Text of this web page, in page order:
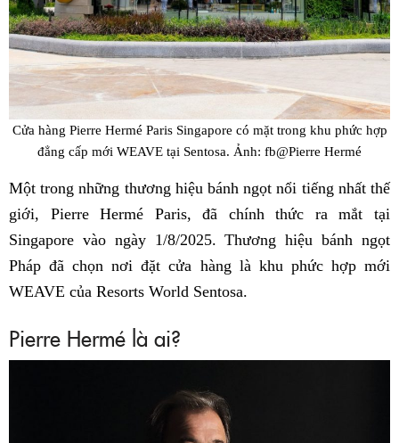
Cửa hàng Pierre Hermé Paris Singapore có mặt trong khu phức hợp
đẳng cấp mới WEAVE tại Sentosa. Ảnh: fb@Pierre Hermé
Một trong những thương hiệu bánh ngọt nổi tiếng nhất thế
giới, Pierre Hermé Paris, đã chính thức ra mắt tại
Singapore vào ngày 1/8/2025. Thương hiệu bánh ngọt
Pháp đã chọn nơi đặt cửa hàng là khu phức hợp mới
WEAVE của Resorts World Sentosa.
Pierre Hermé là ai?